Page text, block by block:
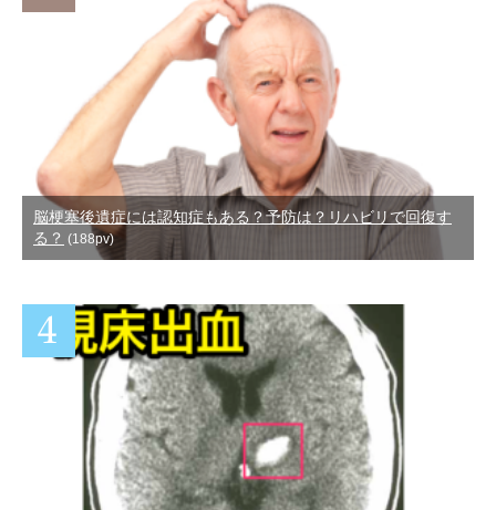
脳梗塞後遺症には認知症もある？予防は？リハビリで回復す
る？ (188pv)